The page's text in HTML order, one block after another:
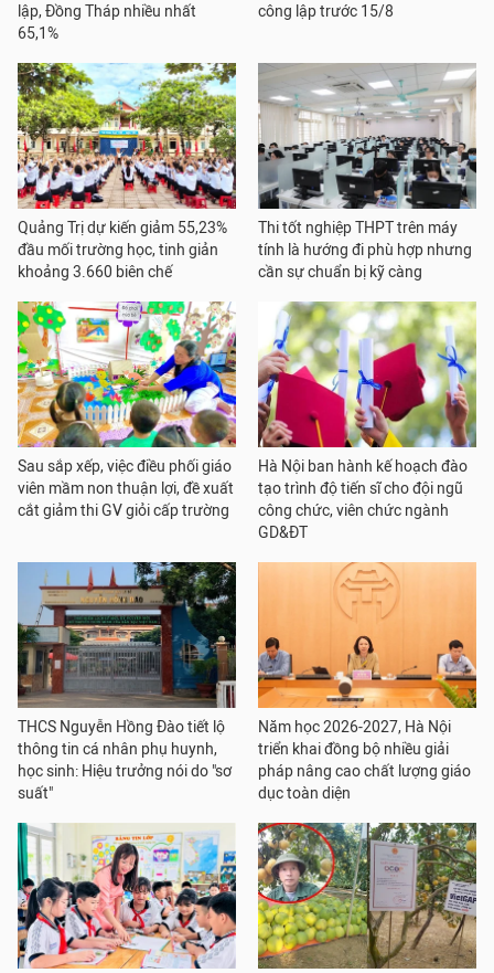
lập, Đồng Tháp nhiều nhất
65,1%
công lập trước 15/8
Quảng Trị dự kiến giảm 55,23%
đầu mối trường học, tinh giản
khoảng 3.660 biên chế
Thi tốt nghiệp THPT trên máy
tính là hướng đi phù hợp nhưng
cần sự chuẩn bị kỹ càng
Sau sắp xếp, việc điều phối giáo
viên mầm non thuận lợi, đề xuất
cắt giảm thi GV giỏi cấp trường
Hà Nội ban hành kế hoạch đào
tạo trình độ tiến sĩ cho đội ngũ
công chức, viên chức ngành
GD&ĐT
THCS Nguyễn Hồng Đào tiết lộ
thông tin cá nhân phụ huynh,
học sinh: Hiệu trưởng nói do "sơ
suất"
Năm học 2026-2027, Hà Nội
triển khai đồng bộ nhiều giải
pháp nâng cao chất lượng giáo
dục toàn diện